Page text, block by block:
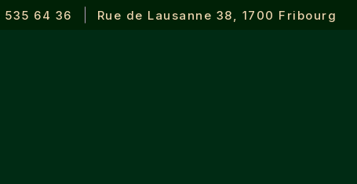
535 64 36 Rue de Lausanne 38, 1700 Fribourg